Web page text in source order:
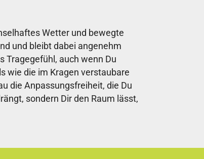
Wetter und bewegte
und bleibt dabei angenehm
Tragegefühl, auch wenn Du
wie die im Kragen verstaubare
die Anpassungsfreiheit, die Du
sondern Dir den Raum lässt,